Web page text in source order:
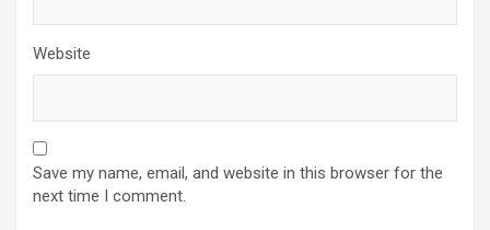
Website
Save my name, email, and website in this browser for the
next time I comment.